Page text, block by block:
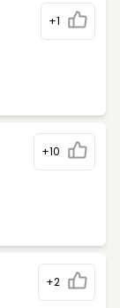
+1
+10
+2